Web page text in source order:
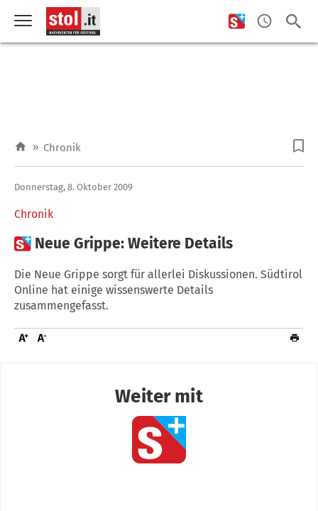
» Chronik
Chronik
Donnerstag, 8. Oktober 2009
 Neue Grippe: Weitere Details
Die Neue Grippe sorgt für allerlei Diskussionen. Südtirol
Online hat einige wissenswerte Details
zusammengefasst.